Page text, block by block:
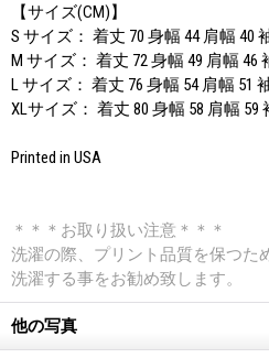
【サイズ(CM)】
S サイズ： 着丈 70 身幅 44 肩幅 40
M サイズ： 着丈 72 身幅 49 肩幅 46
L サイズ： 着丈 76 身幅 54 肩幅 51
XLサイズ： 着丈 80 身幅 58 肩幅 59
Printed in USA
＊＊＊お取り扱い注意＊＊＊
洗濯の際、プリント品質を保つた
洗濯する事をお勧め致します。
他の写真